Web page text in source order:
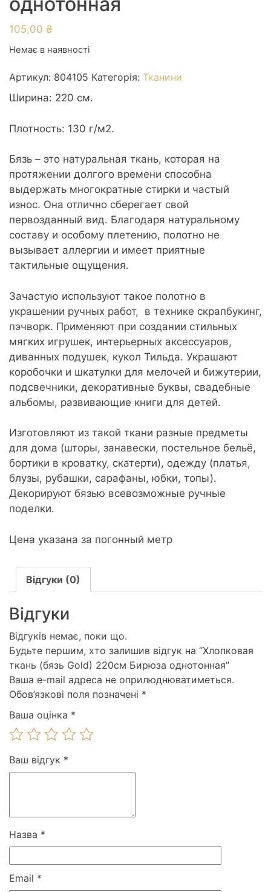
105,00 ₴
Немає в наявності
Артикул: 804105 Категорія: Тканини
Ширина: 220 см.
Плотность: 130 г/м2.
Бязь – это натуральная ткань, которая на
протяжении долгого времени способна
выдержать многократные стирки и частый
износ. Она отлично сберегает свой
первозданный вид. Благодаря натуральному
составу и особому плетению, полотно не
вызывает аллергии и имеет приятные
тактильные ощущения.
Зачастую используют такое полотно в
украшении ручных работ, в технике скрапбукинг,
пэчворк. Применяют при создании стильных
мягких игрушек, интерьерных аксессуаров,
диванных подушек, кукол Тильда. Украшают
коробочки и шкатулки для мелочей и бижутерии,
подсвечники, декоративные буквы, свадебные
альбомы, развивающие книги для детей.
Изготовляют из такой ткани разные предметы
для дома (шторы, занавески, постельное бельё,
бортики в кроватку, скатерти), одежду (платья,
блузы, рубашки, сарафаны, юбки, топы).
Декорируют бязью всевозможные ручные
поделки.
Цена указана за погонный метр
Відгуки (0)
Відгуки
Відгуків немає, поки що.
Будьте першим, хто залишив відгук на “Хлопковая
ткань (бязь Gold) 220см Бирюза однотонная”
Ваша e-mail адреса не оприлюднюватиметься.
Обов’язкові поля позначені *
Ваша оцінка *
Ваш відгук *
Назва *
Email *